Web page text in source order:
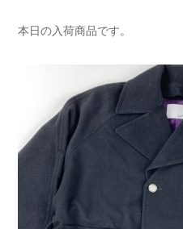
本日の入荷商品です。